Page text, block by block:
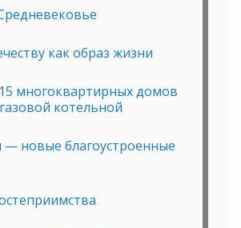
как образ жизни
многоквартирных домов
котельной
— новые благоустроенные